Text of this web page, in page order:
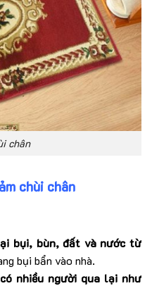
chân
chùi chân
bụi, bùn, đất và nước từ
bụi bẩn vào nhà.
có nhiều người qua lại như